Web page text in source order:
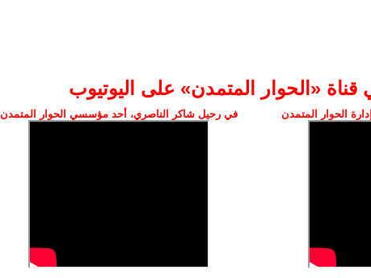
‫«الحوار المتمدن» على اليوتيوب
الحوار المتمدن في رحيل شاكر الناصري، أحد مؤسسي الحوار المتمدن